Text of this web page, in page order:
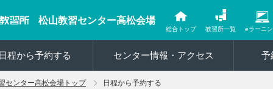
松山教習センター高松会場
総合トップ 教習所一覧 eラーニ
程から予約する センター情報・アクセス 予
センター高松会場トップ 日程から予約する